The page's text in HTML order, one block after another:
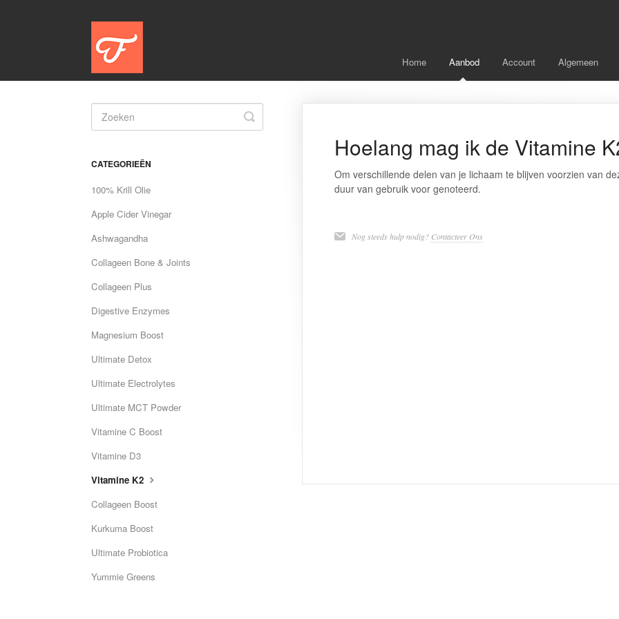
Home Aanbod Account Algemeen
Hoelang mag ik de Vitamine
Om verschillende delen van je lichaam te blijven voorzien van
duur van gebruik voor genoteerd.
Nog steeds hulp nodig? Contacteer Ons
Toggle
Search
CATEGORIEËN
100% Krill Olie
Apple Cider Vinegar
Ashwagandha
Collageen Bone & Joints
Collageen Plus
Digestive Enzymes
Magnesium Boost
Ultimate Detox
Ultimate Electrolytes
Ultimate MCT Powder
Vitamine C Boost
Vitamine D3
Vitamine K2
Collageen Boost
Kurkuma Boost
Ultimate Probiotica
Yummie Greens